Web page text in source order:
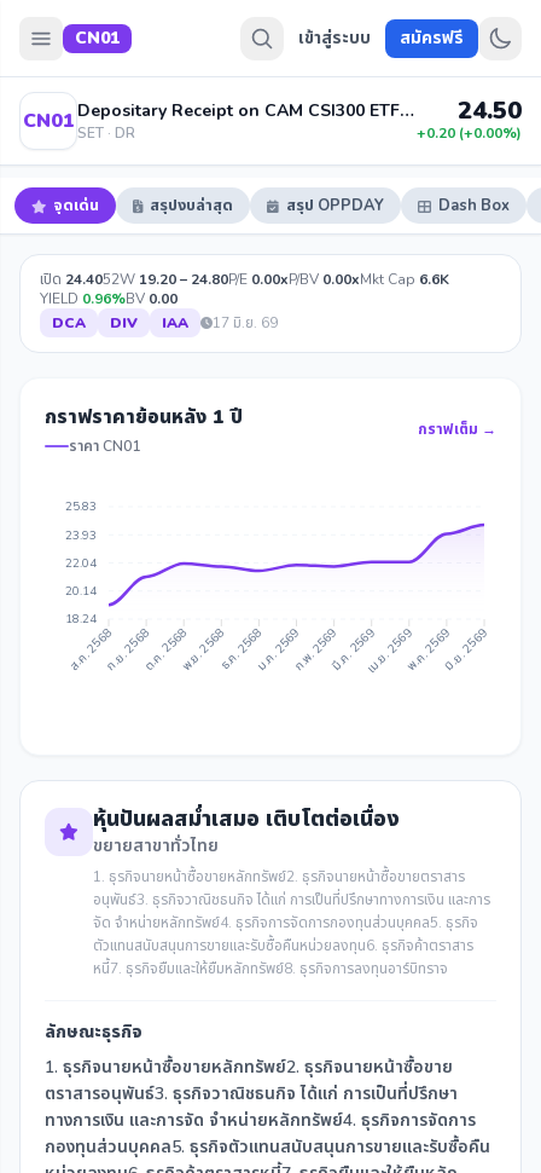
CN01 เข้าสู่ระบบ สมัครฟรี
CN01 Depositary Receipt on CAM CSI300 ETF Issued by BLS
SET · DR
24.50
+0.20 (+0.00%)
จุดเด่น สรุปงบล่าสุด สรุป OPPDAY Dash Box
เปิด 24.4052W 19.20 – 24.80P/E 0.00xP/BV 0.00xMkt Cap 6.6K
YIELD 0.96%BV 0.00
DCA
DIV IAA 17 มิ.ย. 69
กราฟราคาย้อนหลัง 1 ปี
ราคา CN01
กราฟเต็ม →
25.83
23.93
22.04
20.14
18.24
ส.ค. 2568ก.ย. 2568ต.ค. 2568พ.ย. 2568ธ.ค. 2568ม.ค. 2569ก.พ. 2569มี.ค. 2569เม.ย. 2569พ.ค. 2569มิ.ย. 2569
หุ้นปันผลสม่ำเสมอ เติบโตต่อเนื่อง
ขยายสาขาทั่วไทย
1. ธุรกิจนายหน้าซื้อขายหลักทรัพย์2. ธุรกิจนายหน้าซื้อขายตราสาร
อนุพันธ์3. ธุรกิจวาณิชธนกิจ ได้แก่ การเป็นที่ปรึกษาทางการเงิน และการ
จัด จำหน่ายหลักทรัพย์4. ธุรกิจการจัดการกองทุนส่วนบุคคล5. ธุรกิจ
ตัวแทนสนับสนุนการขายและรับซื้อคืนหน่วยลงทุน6. ธุรกิจค้าตราสาร
หนี้7. ธุรกิจยืมและให้ยืมหลักทรัพย์8. ธุรกิจการลงทุนอาร์บิทราจ
ลักษณะธุรกิจ
1. ธุรกิจนายหน้าซื้อขายหลักทรัพย์2. ธุรกิจนายหน้าซื้อขาย
ตราสารอนุพันธ์3. ธุรกิจวาณิชธนกิจ ได้แก่ การเป็นที่ปรึกษา
ทางการเงิน และการจัด จำหน่ายหลักทรัพย์4. ธุรกิจการจัดการ
กองทุนส่วนบุคคล5. ธุรกิจตัวแทนสนับสนุนการขายและรับซื้อคืน